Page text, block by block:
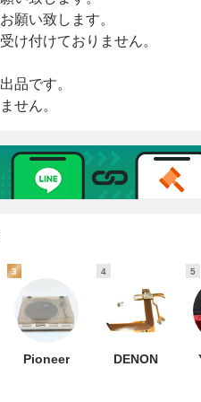
3
Pioneer
4
DENON
5